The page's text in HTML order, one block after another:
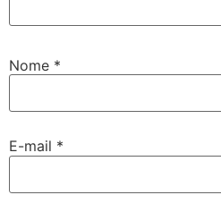
Nome *
E-mail *